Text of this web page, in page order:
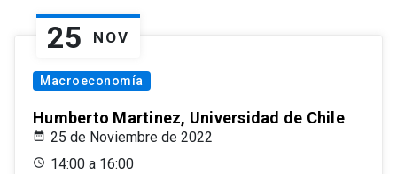
25 NOV
Macroeconomía
Humberto Martinez, Universidad de Chile
25 de Noviembre de 2022
14:00 a 16:00